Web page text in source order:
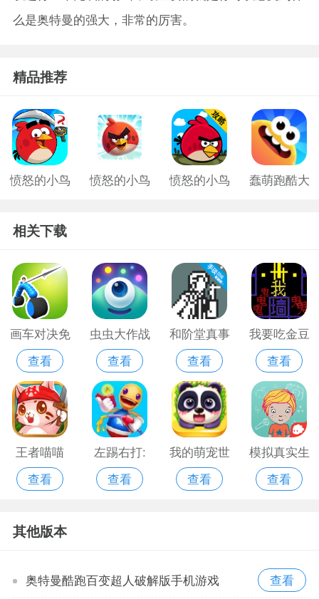
么是奥特曼的强大，非常的厉害。
精品推荐
愤怒的小鸟
愤怒的小鸟
愤怒的小鸟
蠢萌跑酷大
相关下载
画车对决免
广告
查看
虫虫大作战
2ios版
查看
和阶堂真事
件簿2安卓
版
查看
我要吃金豆
正版2
查看
王者喵喵
查看
左踢右打:
永恒破解版
查看
我的萌宠世
界官方版
查看
模拟真实生
活游戏手机
查看
其他版本
奥特曼酷跑百变超人破解版手机游戏